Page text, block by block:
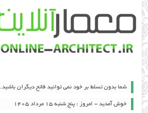
شما بدون تسلط بر خود نمی توانید فاتح دیگران باشید.
خوش آمدید - امروز : پنج شنبه ۱۵ مرداد ۱۴۰۵